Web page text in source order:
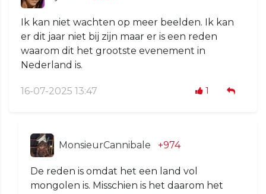
Ik kan niet wachten op meer beelden. Ik kan
er dit jaar niet bij zijn maar er is een reden
waarom dit het grootste evenement in
Nederland is.
16-07-2025 13:47 1
MonsieurCannibale +974
De reden is omdat het een land vol
mongolen is. Misschien is het daarom het